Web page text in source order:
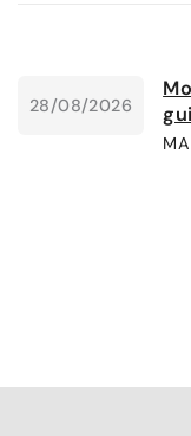
28/08/2026